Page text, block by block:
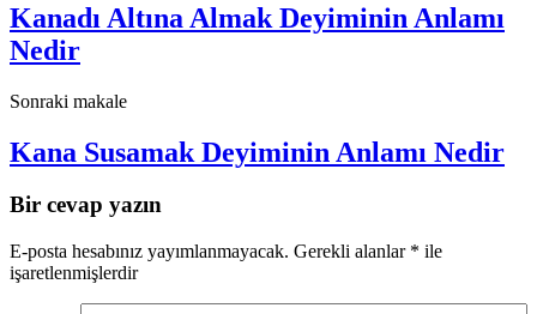
Kanadı Altına Almak Deyiminin Anlamı
Nedir
Sonraki makale
Kana Susamak Deyiminin Anlamı Nedir
Bir cevap yazın
E-posta hesabınız yayımlanmayacak. Gerekli alanlar * ile
işaretlenmişlerdir